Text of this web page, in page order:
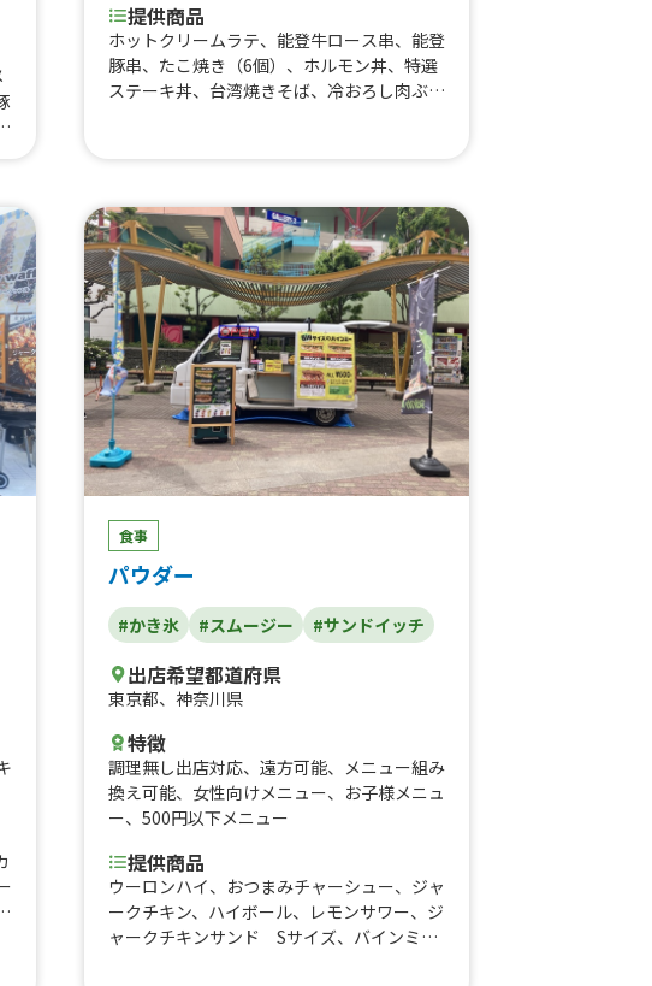
提供商品
ホットクリームラテ、能登牛ロース串、能登
豚串、たこ焼き（6個）、ホルモン丼、特選
ステーキ丼、台湾焼きそば、冷おろし肉ぶっ
く飴、生ビール、ミルク練乳かき氷、唐揚
げ、ロングポテト、厚焼きたまごサンド、厚
焼きチーズたまごサンド、厚焼き明太たまご
サンド、すき焼きたまごサンド
食事
パウダー
#かき氷 #スムージー #サンドイッチ
出店希望都道府県
東京都、 神奈川県
特徴
調理無し出店対応、 遠方可能、 メニュー組み
換え可能、 女性向けメニュー、 お子様メニュ
ー、 500円以下メニュー
提供商品
ウーロンハイ、おつまみチャーシュー、ジャ
ークチキン、ハイボール、レモンサワー、ジ
ャークチキンサンド Sサイズ、バインミ